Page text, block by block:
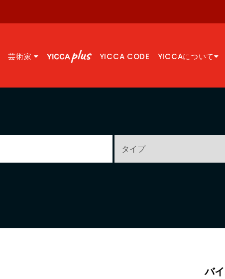
芸術家 YICCA CODE YICCAについて
バ